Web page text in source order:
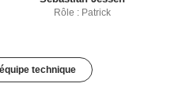
Rôle : Patrick
technique